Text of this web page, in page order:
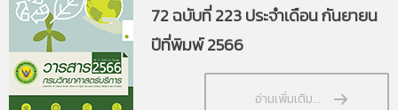
72 ฉบับที่ 223 ประจำเดือน กันยายน
ปีที่พิมพ์ 2566
อ่านเพิ่มเติม...